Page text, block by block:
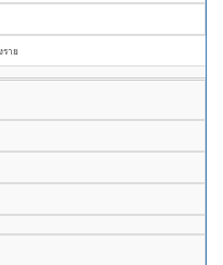
ราย